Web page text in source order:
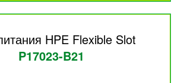
HPE Flexible Slot
P17023-B21